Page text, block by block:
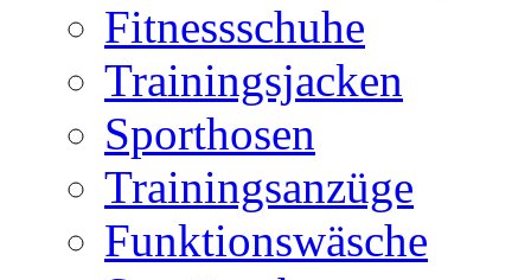
Fitnessschuhe
Trainingsjacken
Sporthosen
Trainingsanzüge
Funktionswäsche